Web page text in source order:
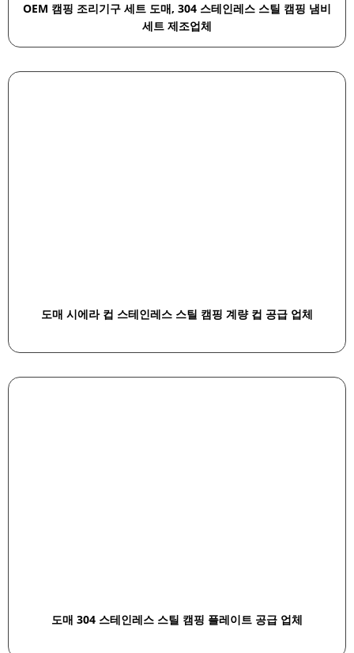
OEM 캠핑 조리기구 세트 도매, 304 스테인레스 스틸 캠핑 냄비
세트 제조업체
도매 시에라 컵 스테인레스 스틸 캠핑 계량 컵 공급 업체
도매 304 스테인레스 스틸 캠핑 플레이트 공급 업체